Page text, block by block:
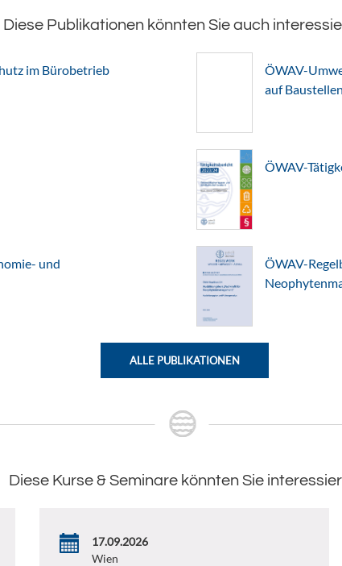
Diese Publikationen könnten Sie auch
im Bürobetrieb
ÖWAV-
auf Baustellen
ÖWAV-
und
ÖWAV-
ALLE PUBLIKATIONEN
Diese Kurse & Seminare könnten Sie
17.09.2026
Wien